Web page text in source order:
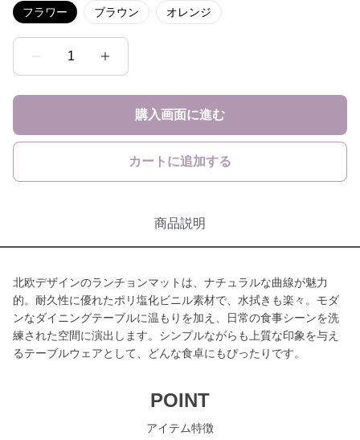
フラワー ブラウン オレンジ
1
購入画面に進む
カートに追加する
商品説明
北欧デザインのランチョンマットは、ナチュラルな曲線が魅力
的。耐久性に優れたポリ塩化ビニル素材で、水拭きも楽々。モダ
ンなダイニングテーブルに温もりを加え、日常の食事シーンを洗
練された空間に演出します。シンプルながらも上質な印象を与え
るテーブルウェアとして、どんな食卓にもぴったりです。
POINT
アイテム特徴